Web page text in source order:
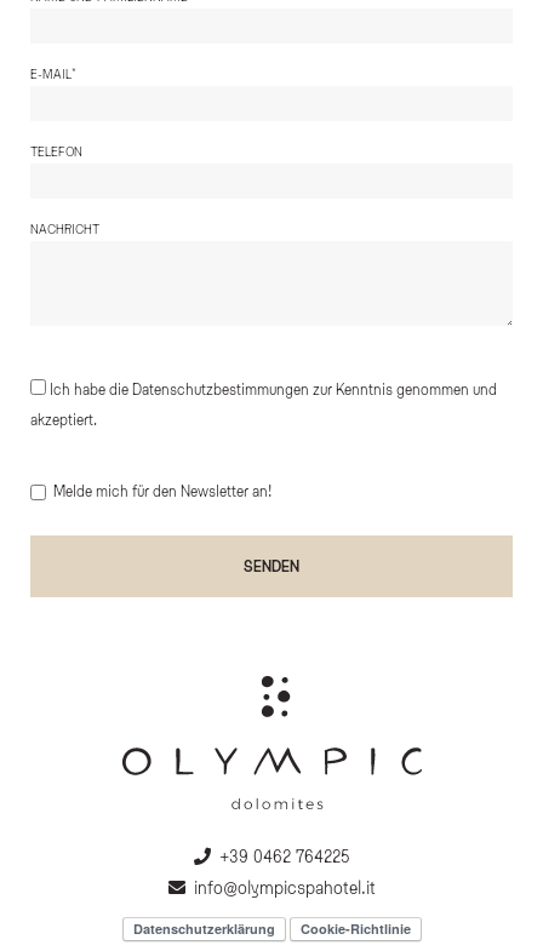
E-MAIL *
TELEFON
NACHRICHT
Ich habe die Datenschutzbestimmungen zur Kenntnis genommen und
akzeptiert.
Melde mich für den Newsletter an!
+39 0462 764225
info@olympicspahotel.it
Datenschutzerklärung Cookie-Richtlinie